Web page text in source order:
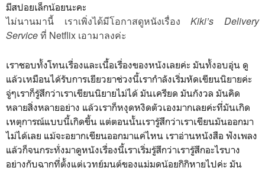
มีสปอยเล็กน้อยนะคะ
ไม่นานมานี้ เราเพิ่งได้มีโอกาสดูหนังเรื่องKiki’s Delivery
Serviceที่ Netflix เอามาลงค่ะ
เราชอบทั้งโทนเรื่องและเนื้อเรื่องของหนังเลยค่ะ มันทั้งอบอุ่น ดู
แล้วเหมือนได้รับการเยียวยาช่วงนี้เรากำลังเริ่มหัดเขียนนิยายค่ะ
จู่ๆเราก็รู้สึกว่าเราเขียนนิยายไม่ได้ มันเครียด มันกังวล มันคิด
หลายสิ่งหลายอย่าง แล้วเราก็หงุดหงิดตัวเองมากเลยค่ะที่มันเกิด
เหตุการณ์แบบนี้เกิดขึ้น แต่ตอนนั้นเรารู้สึกว่าเราเขียนมันออกมา
ไม่ได้เลย แม้จะอยากเขียนออกมาแค่ไหน เราอ่านหนังสือ ฟังเพลง
แล้วก็จนกระทั่งมาดูหนังเรื่องนี้เราเริ่มรู้สึกว่าเรารู้สึกอะไรบาง
อย่างกับฉากที่ตั้งแต่เวทย์มนต์ของแม่มดน้อยกิกิหายไปค่ะ มัน